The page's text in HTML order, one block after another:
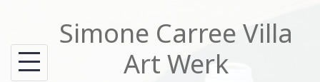
content
Simone Carree Villa
Art Werk